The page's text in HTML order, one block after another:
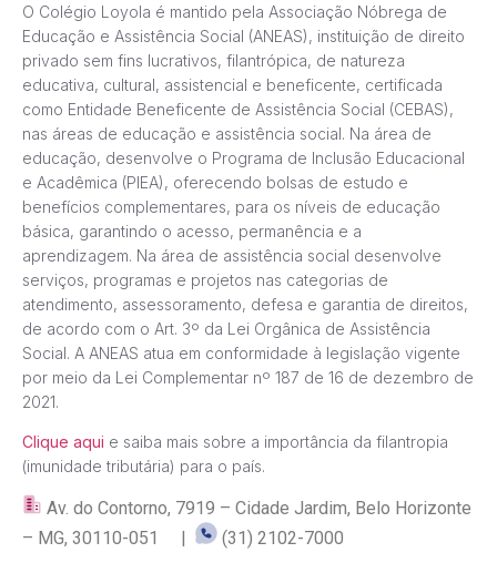
O Colégio Loyola é mantido pela Associação Nóbrega de
Educação e Assistência Social (ANEAS), instituição de direito
privado sem fins lucrativos, filantrópica, de natureza
educativa, cultural, assistencial e beneficente, certificada
como Entidade Beneficente de Assistência Social (CEBAS),
nas áreas de educação e assistência social. Na área de
educação, desenvolve o Programa de Inclusão Educacional
e Acadêmica (PIEA), oferecendo bolsas de estudo e
benefícios complementares, para os níveis de educação
básica, garantindo o acesso, permanência e a
aprendizagem. Na área de assistência social desenvolve
serviços, programas e projetos nas categorias de
atendimento, assessoramento, defesa e garantia de direitos,
de acordo com o Art. 3º da Lei Orgânica de Assistência
Social. A ANEAS atua em conformidade à legislação vigente
por meio da Lei Complementar nº 187 de 16 de dezembro de
2021.
Clique aqui e saiba mais sobre a importância da filantropia
(imunidade tributária) para o país.
Av. do Contorno, 7919 – Cidade Jardim, Belo Horizonte
– MG, 30110-051 |
(31) 2102-7000